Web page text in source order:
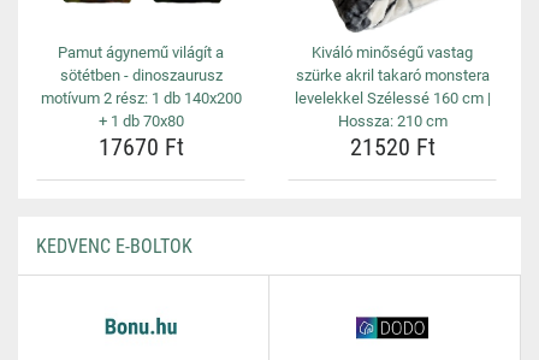
Pamut ágynemű világít a
sötétben - dinoszaurusz
motívum 2 rész: 1 db 140x200
+ 1 db 70x80
17670 Ft
Kiváló minőségű vastag
szürke akril takaró monstera
levelekkel Szélessé 160 cm |
Hossza: 210 cm
21520 Ft
KEDVENC E-BOLTOK